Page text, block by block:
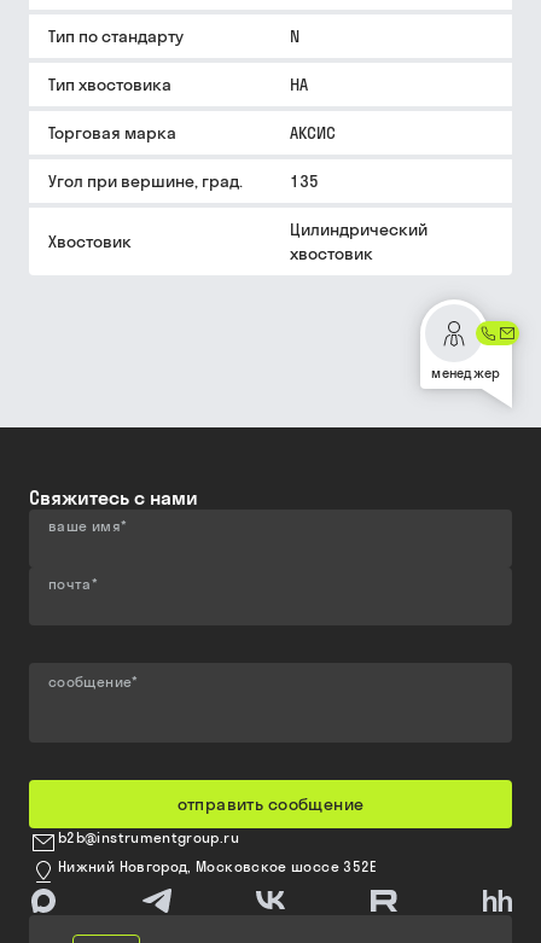
Тип по стандарту N
Тип хвостовика HA
Торговая марка АКСИС
Угол при вершине, град. 135
Хвостовик
Цилиндрический
хвостовик
менеджер
Свяжитесь с нами
ваше имя*
почта*
сообщение*
отправить сообщение
b2b@instrumentgroup.ru
Нижний Новгород, Московское шоссе 352Е